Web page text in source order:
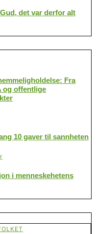
det var derfor alt
Fra
og offentlige
10 gaver til sannheten
i menneskehetens